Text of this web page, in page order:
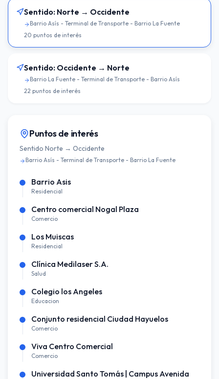
Sentido: Norte → Occidente
Barrio Asís - Terminal de Transporte - Barrio La Fuente
20 puntos de interés
Sentido: Occidente → Norte
Barrio La Fuente - Terminal de Transporte - Barrio Asís
22 puntos de interés
Puntos de interés
Sentido Norte → Occidente
Barrio Asís - Terminal de Transporte - Barrio La Fuente
Barrio Asis
Residencial
Centro comercial Nogal Plaza
Comercio
Los Muiscas
Residencial
Clínica Medilaser S.A.
Salud
Colegio los Angeles
Educacion
Conjunto residencial Ciudad Hayuelos
Comercio
Viva Centro Comercial
Comercio
Universidad Santo Tomás | Campus Avenida